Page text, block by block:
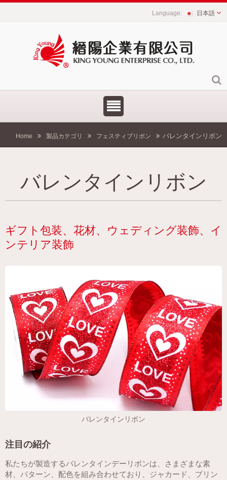
日本語
Home 製品カテゴリ フェスティブリボン バレンタインリボン
バレンタインリボン
ギフト包装、花材、ウェディング装飾、イ
ンテリア装飾
バレンタインリボン
注目の紹介
私たちが製造するバレンタインデーリボンは、さまざまな素
材、パターン、配色を組み合わせており、ジャカード、プリン